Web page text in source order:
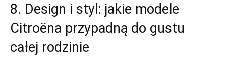
8. Design i styl: jakie modele ​
Citroëna przypadną do gustu
całej rodzinie